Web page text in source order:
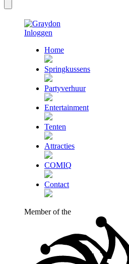
Inloggen
Home
Springkussens
Partyverhuur
Entertainment
Tenten
Attracties
COMIQ
Contact
Member of the